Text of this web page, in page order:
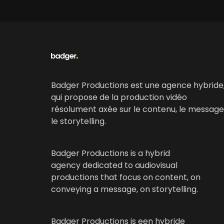
Badger Productions est une agence
qui propose de la production vidéo
résolument axée sur le contenu, le
le storytelling.
Badger Productions is a hybrid
agency dedicated to audiovisual
productions that focus on content, on
conveying a message, on storytelling.
Badger Productions is een hybride